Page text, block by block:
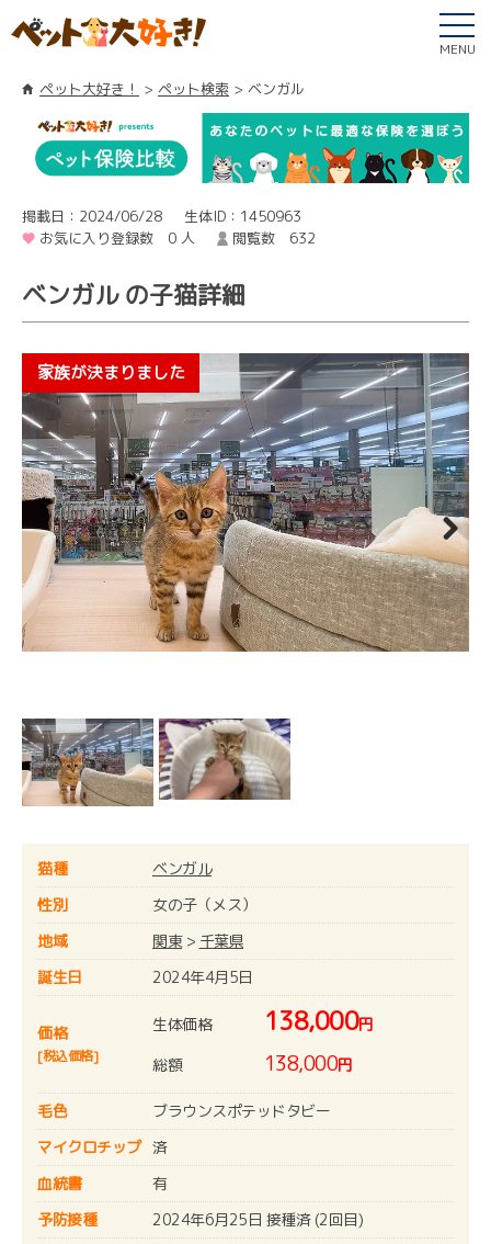
MENU
ペット大好き！ ペット検索 ベンガル
掲載日：2024/06/28
生体ID：1450963
お気に入り登録数 0 人
閲覧数 632
ベンガル の子猫詳細
Next
猫種
ベンガル
性別
女の子（メス）
地域
関東> 千葉県
誕生日
2024年4月5日
価格
[税込価格]
生体価格 138,000円
総額
138,000円
毛色
ブラウンスポテッドタビー
マイクロチップ 済
血統書
有
予防接種
2024年6月25日 接種済 (2回目)